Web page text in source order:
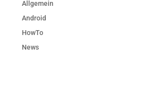
Allgemein
Android
HowTo
News